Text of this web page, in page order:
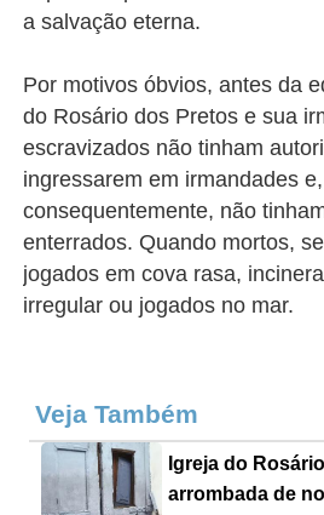
a salvação eterna.
Por motivos óbvios, antes da
do Rosário dos Pretos e sua
escravizados não tinham
ingressarem em irmandades e,
consequentemente, não
enterrados. Quando mortos,
jogados em cova rasa,
irregular ou jogados no mar.
Veja Também
Igreja do
arrombada de